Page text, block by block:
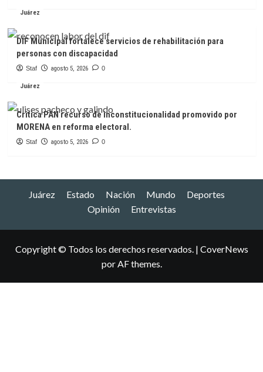
Juárez
DIF Municipal fortalece servicios de rehabilitación para
personas con discapacidad
Staf agosto 5, 2026 0
Juárez
Critica PAN recurso de inconstitucionalidad promovido por
MORENA en reforma electoral.
Staf agosto 5, 2026 0
Juárez Estado Nación Mundo
Deportes
Opinión
Entrevistas
Copyright © Todos los derechos reservados. | CoverNews
por AF themes.